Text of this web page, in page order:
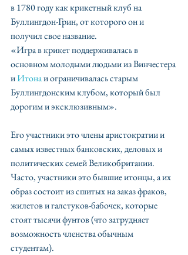
в 1780 году как крикетный клуб на
Буллингдон-Грин, от которого он и
получил свое название.
«Игра в крикет поддерживалась в
основном молодыми людьми из Винчестера
и Итона и ограничивалась старым
Буллингдонским клубом, который был
дорогим и эксклюзивным».
Его участники это члены аристократии и
самых известных банковских, деловых и
политических семей Великобритании.
Часто, участники это бывшие итонцы, а их
образ состоит из сшитых на заказ фраков,
жилетов и галстуков-бабочек, которые
стоят тысячи фунтов (что затрудняет
возможность членства обычным
студентам).